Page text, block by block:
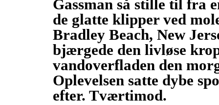
Gassman så stille til fra
de glatte klipper ved
Bradley Beach, New
bjærgede den livløse
vandoverfladen den
Oplevelsen satte dybe
efter. Tværtimod.